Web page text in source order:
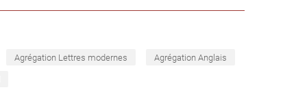
Agrégation Lettres modernes Agrégation Anglais